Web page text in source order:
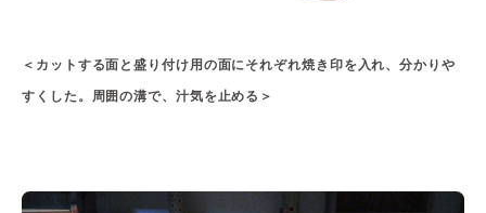
＜カットする面と盛り付け用の面にそれぞれ焼き印を入れ、分かりや
すくした。周囲の溝で、汁気を止める＞